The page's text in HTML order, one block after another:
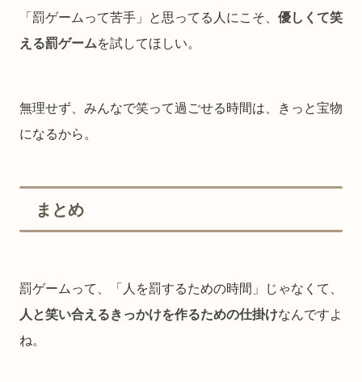
「罰ゲームって苦手」と思ってる人にこそ、 優しくて笑
える罰ゲームを試してほしい。
無理せず、みんなで笑って過ごせる時間は、きっと宝物
になるから。
まとめ
罰ゲームって、「人を罰するための時間」じゃなくて、
人と笑い合えるきっかけを作るための仕掛けなんですよ
ね。